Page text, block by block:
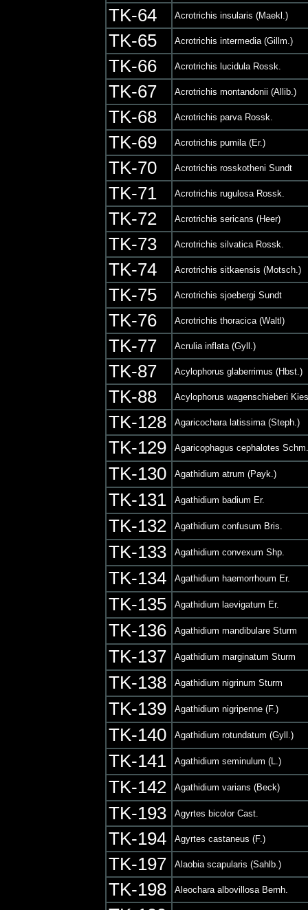
TK-64 Acrotrichis insularis (Maekl.)
TK-65 Acrotrichis intermedia (Gillm.)
TK-66 Acrotrichis lucidula Rossk.
TK-67 Acrotrichis montandonii (Allib.)
TK-68 Acrotrichis parva Rossk.
TK-69 Acrotrichis pumila (Er.)
TK-70 Acrotrichis rosskotheni Sundt
TK-71 Acrotrichis rugulosa Rossk.
TK-72 Acrotrichis sericans (Heer)
TK-73 Acrotrichis silvatica Rossk.
TK-74 Acrotrichis sitkaensis (Motsch.)
TK-75 Acrotrichis sjoebergi Sundt
TK-76 Acrotrichis thoracica (Waltl)
TK-77 Acrulia inflata (Gyll.)
TK-87 Acylophorus glaberrimus (Hbst.)
TK-88 Acylophorus wagenschieberi
TK-128 Agaricochara latissima (Steph.)
TK-129 Agaricophagus cephalotes Schm.
TK-130 Agathidium atrum (Payk.)
TK-131 Agathidium badium Er.
TK-132 Agathidium confusum Bris.
TK-133 Agathidium convexum Shp.
TK-134 Agathidium haemorrhoum Er.
TK-135 Agathidium laevigatum Er.
TK-136 Agathidium mandibulare Sturm
TK-137 Agathidium marginatum Sturm
TK-138 Agathidium nigrinum Sturm
TK-139 Agathidium nigripenne (F.)
TK-140 Agathidium rotundatum (Gyll.)
TK-141 Agathidium seminulum (L.)
TK-142 Agathidium varians (Beck)
TK-193 Agyrtes bicolor Cast.
TK-194 Agyrtes castaneus (F.)
TK-197 Alaobia scapularis (Sahlb.)
TK-198 Aleochara albovillosa Bernh.